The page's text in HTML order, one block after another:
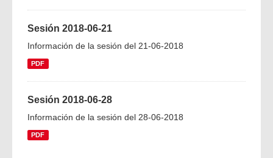
Sesión 2018-06-21
Información de la sesión del 21-06-2018
PDF
Sesión 2018-06-28
Información de la sesión del 28-06-2018
PDF